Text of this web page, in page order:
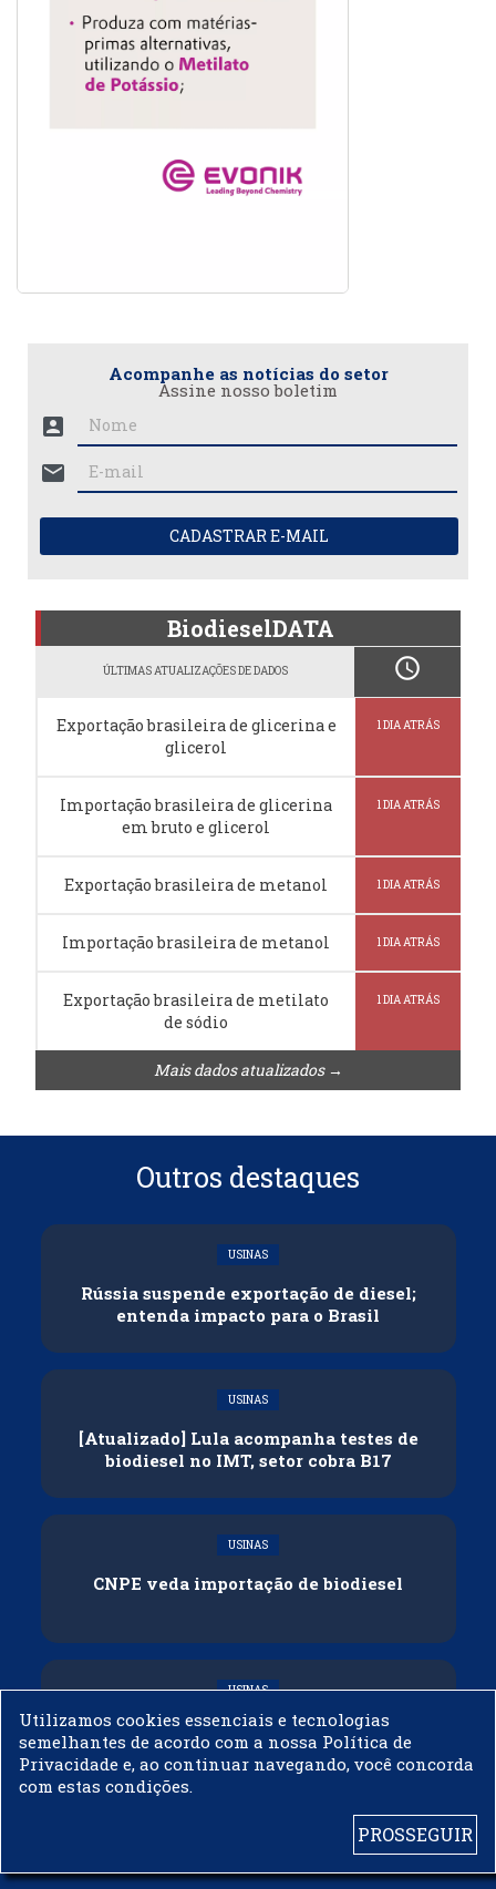
Acompanhe as notícias do setor
Assine nosso boletim
account_box
mail
CADASTRAR E-MAIL
BiodieselDATA
ÚLTIMAS ATUALIZAÇÕES DE DADOS schedule
Exportação brasileira de glicerina e
glicerol
1 DIA ATRÁS
Importação brasileira de glicerina
em bruto e glicerol
1 DIA ATRÁS
Exportação brasileira de metanol 1 DIA ATRÁS
Importação brasileira de metanol 1 DIA ATRÁS
Exportação brasileira de metilato
de sódio
1 DIA ATRÁS
Mais dados atualizados →
Outros destaques
USINAS
Rússia suspende exportação de diesel;
entenda impacto para o Brasil
USINAS
[Atualizado] Lula acompanha testes de
biodiesel no IMT, setor cobra B17
USINAS
CNPE veda importação de biodiesel
USINAS
Acelen Renováveis assina acordo com
Bunge para óleo de soja em projeto na
Bahia
Utilizamos cookies essenciais e tecnologias
semelhantes de acordo com a nossa Política de
Privacidade e, ao continuar navegando, você concorda
com estas condições.
PROSSEGUIR